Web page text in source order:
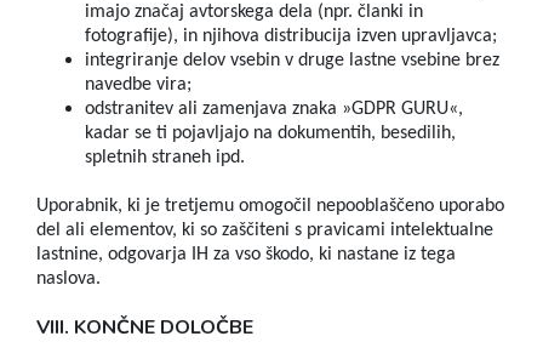
imajo značaj avtorskega dela (npr. članki in
fotografije), in njihova distribucija izven upravljavca;
integriranje delov vsebin v druge lastne vsebine brez
navedbe vira;
odstranitev ali zamenjava znaka »GDPR GURU«,
kadar se ti pojavljajo na dokumentih, besedilih,
spletnih straneh ipd.
Uporabnik, ki je tretjemu omogočil nepooblaščeno uporabo
del ali elementov, ki so zaščiteni s pravicami intelektualne
lastnine, odgovarja IH za vso škodo, ki nastane iz tega
naslova.
VIII. KONČNE DOLOČBE